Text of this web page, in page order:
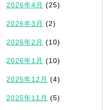
2026年4月 (25)
2026年3月 (2)
2026年2月 (10)
2026年1月 (10)
2025年12月 (4)
2025年11月 (5)